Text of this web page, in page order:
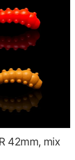
42mm, mix